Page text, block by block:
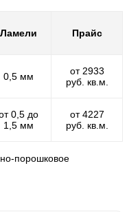
Ламели Прайс
0,5 мм
от 2933
руб. кв.м.
0,5 до
1,5 мм
от 4227
руб. кв.м.
порошковое